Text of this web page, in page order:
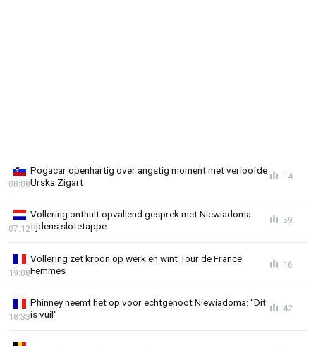
Pogacar openhartig over angstig moment met verloofde
Urska Zigart
08:08
14
Vollering onthult opvallend gesprek met Niewiadoma
tijdens slotetappe
07:12
59
Vollering zet kroon op werk en wint Tour de France
Femmes
19:08
16
Phinney neemt het op voor echtgenoot Niewiadoma: “Dit
is vuil"
18:33
42